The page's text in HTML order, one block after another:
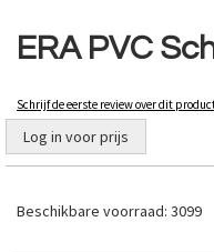
ERA PVC
Schrijf de eerste review over dit
Log in voor prijs
Beschikbare voorraad: 3099
naar
het
van
afbeeldingen-
gallerij